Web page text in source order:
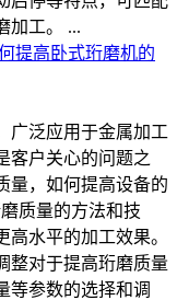
加工。 ...
提高卧式珩磨机的
泛应用于金属加工
客户关心的问题之
量，如何提高设备的
质量的方法和技
水平的加工效果。
于提高珩磨质量
等参数的选择和调